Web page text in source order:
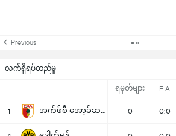
Previous
လက်ရှိရပ်တည်မှု
ရမှတ်များ F:A
1 အက်ဖ်စီ အော့ခ်ဆဗို့ခ် 0 0:0